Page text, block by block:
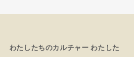
わたしたちのカルチャー わたした